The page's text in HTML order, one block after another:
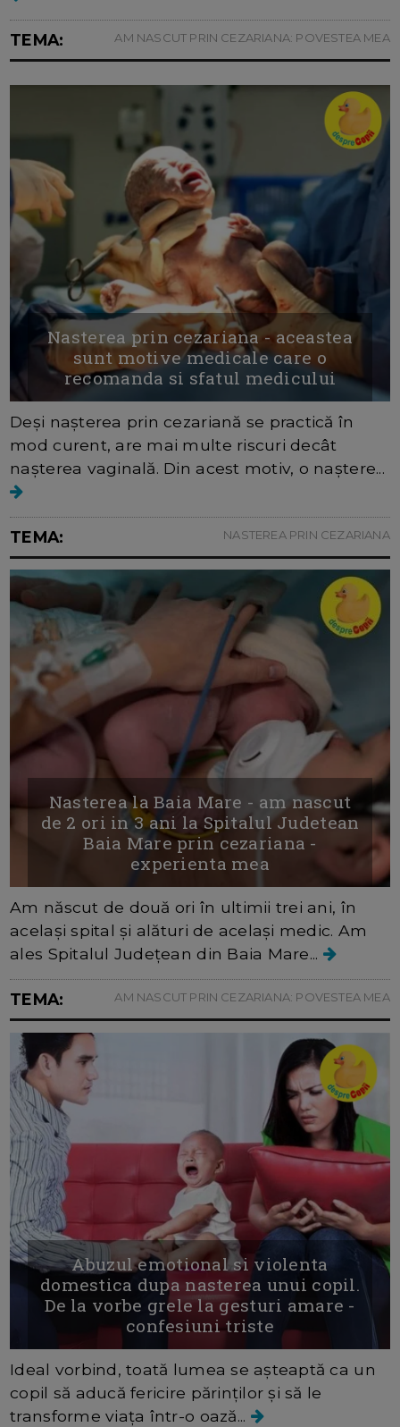
TEMA: AM NASCUT PRIN CEZARIANA: POVESTEA MEA
Nasterea prin cezariana - aceastea
sunt motive medicale care o
recomanda si sfatul medicului
Deși nașterea prin cezariană se practică în
mod curent, are mai multe riscuri decât
nașterea vaginală. Din acest motiv, o naștere...
TEMA: NASTEREA PRIN CEZARIANA
Nasterea la Baia Mare - am nascut
de 2 ori in 3 ani la Spitalul Judetean
Baia Mare prin cezariana -
experienta mea
Am născut de două ori în ultimii trei ani, în
același spital și alături de același medic. Am
ales Spitalul Județean din Baia Mare...
TEMA: AM NASCUT PRIN CEZARIANA: POVESTEA MEA
Abuzul emotional si violenta
domestica dupa nasterea unui copil.
De la vorbe grele la gesturi amare -
confesiuni triste
Ideal vorbind, toată lumea se așteaptă ca un
copil să aducă fericire părinților și să le
transforme viața într-o oază...